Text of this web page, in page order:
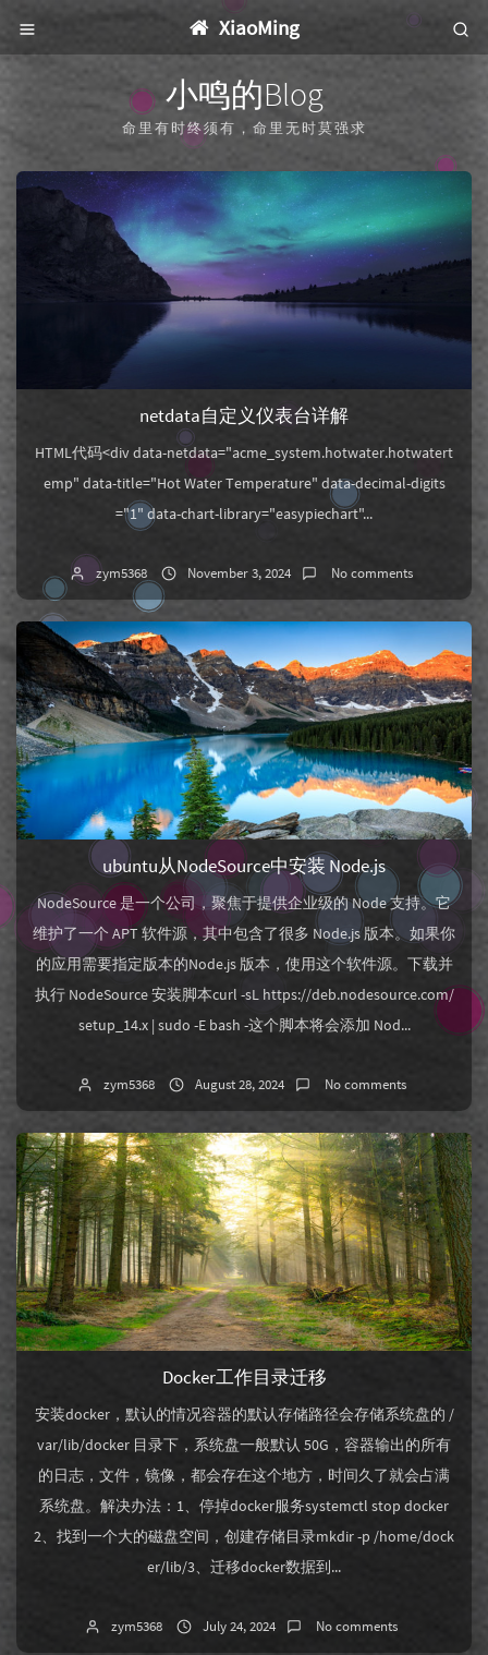
XiaoMing
小鸣的Blog
命 里有时终须有 ， 命 里 无时莫强求
netdata自定义仪表台详解
HTML代码<div data-netdata="acme_system.hotwater.hotwatert
emp" data-title="Hot Water Temperature" data-decimal-digits
="1" data-chart-library="easypiechart"...
zym5368 November 3, 2024 No comments
ubuntu从NodeSource中安装 Node.js
NodeSource 是一个公司，聚焦于提供企业级的 Node 支持。它
维护了一个 APT 软件源，其中包含了很多 Node.js 版本。如果你
的应用需要指定版本的Node.js 版本，使用这个软件源。下载并
执行 NodeSource 安装脚本curl -sL https://deb.nodesource.com/
setup_14.x | sudo -E bash -这个脚本将会添加 Nod...
zym5368 August 28, 2024 No comments
Docker工作目录迁移
安装docker，默认的情况容器的默认存储路径会存储系统盘的 /
var/lib/docker 目录下，系统盘一般默认 50G，容器输出的所有
的日志，文件，镜像，都会存在这个地方，时间久了就会占满
系统盘。解决办法：1、停掉docker服务systemctl stop docker
2、找到一个大的磁盘空间，创建存储目录mkdir -p /home/dock
er/lib/3、迁移docker数据到...
zym5368 July 24, 2024 No comments